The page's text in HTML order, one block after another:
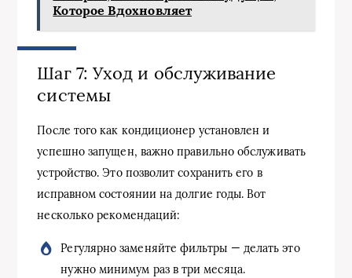
Которое Вдохновляет
Шаг 7: Уход и обслуживание
системы
После того как кондиционер установлен и
успешно запущен, важно правильно обслуживать
устройство. Это позволит сохранить его в
исправном состоянии на долгие годы. Вот
несколько рекомендаций:
Регулярно заменяйте фильтры — делать это
нужно минимум раз в три месяца.